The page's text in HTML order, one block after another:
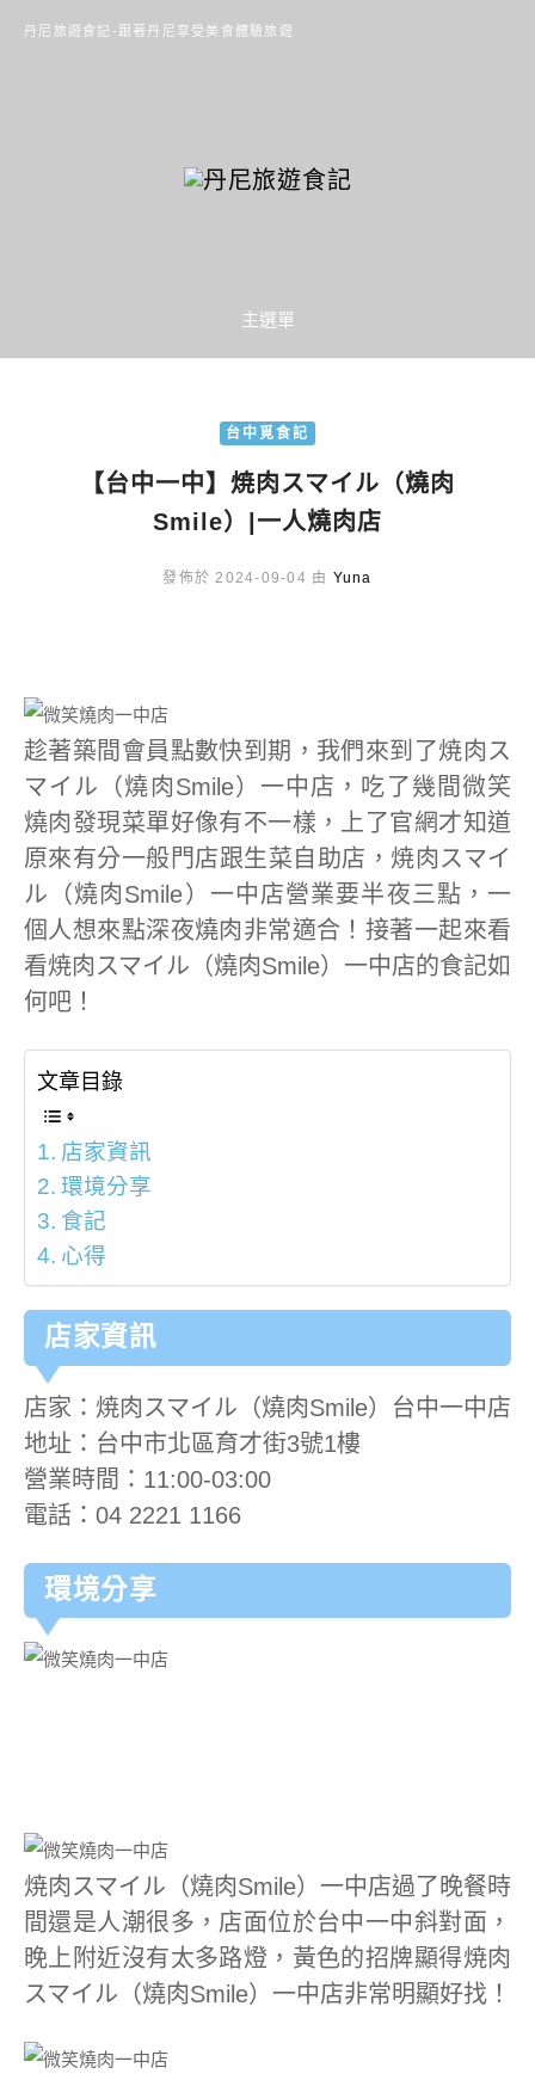
丹尼旅遊食記-跟著丹尼享受美食體驗旅遊
主選單
台中覓食記
【台中一中】焼肉スマイル（燒肉
Smile）|一人燒肉店
發佈於 2024-09-04 由 Yuna
趁著築間會員點數快到期，我們來到了焼肉ス
マイル（燒肉Smile）一中店，吃了幾間微笑
燒肉發現菜單好像有不一樣，上了官網才知道
原來有分一般門店跟生菜自助店，焼肉スマイ
ル（燒肉Smile）一中店營業要半夜三點，一
個人想來點深夜燒肉非常適合！接著一起來看
看焼肉スマイル（燒肉Smile）一中店的食記如
何吧！
文章目錄
店家資訊
環境分享
食記
心得
店家資訊
店家：焼肉スマイル（燒肉Smile）台中一中店
地址：台中市北區育才街3號1樓
營業時間：11:00-03:00
電話：04 2221 1166
環境分享
焼肉スマイル（燒肉Smile）一中店過了晚餐時
間還是人潮很多，店面位於台中一中斜對面，
晚上附近沒有太多路燈，黃色的招牌顯得焼肉
スマイル（燒肉Smile）一中店非常明顯好找！